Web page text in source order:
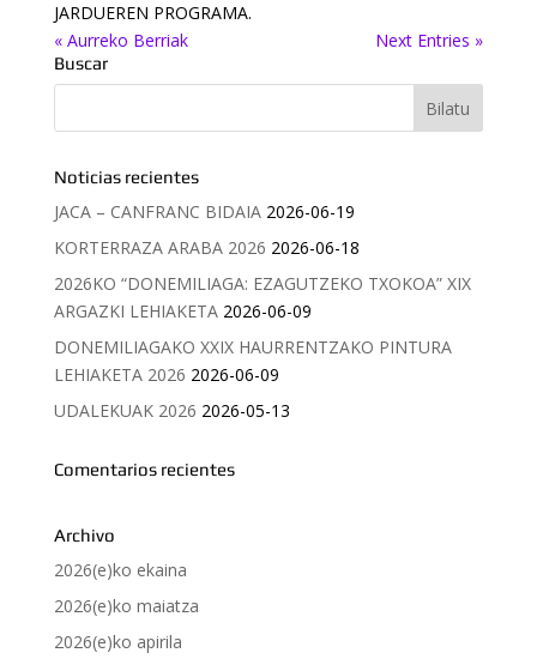
JARDUEREN PROGRAMA.
« Aurreko Berriak
Next Entries »
Buscar
Noticias recientes
JACA – CANFRANC BIDAIA 2026-06-19
KORTERRAZA ARABA 2026 2026-06-18
2026KO “DONEMILIAGA: EZAGUTZEKO TXOKOA” XIX
ARGAZKI LEHIAKETA 2026-06-09
DONEMILIAGAKO XXIX HAURRENTZAKO PINTURA
LEHIAKETA 2026 2026-06-09
UDALEKUAK 2026 2026-05-13
Comentarios recientes
Archivo
2026(e)ko ekaina
2026(e)ko maiatza
2026(e)ko apirila